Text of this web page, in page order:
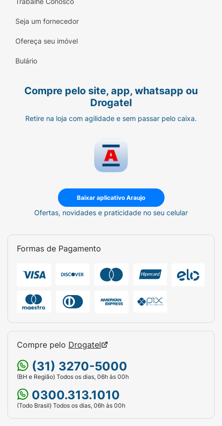
Seja um fornecedor
Ofereça seu imóvel
Bulário
Compre pelo site, app, whatsapp ou
Drogatel
Retire na loja com agilidade e sem passar pelo caixa.
Baixar aplicativo Araujo
Ofertas, novidades e praticidade no seu celular
Formas de Pagamento
Compre pelo Drogatel
(31) 3270-5000
(BH e Região) Todos os dias, 06h às 00h
0300.313.1010
(Todo Brasil) Todos os dias, 06h às 00h